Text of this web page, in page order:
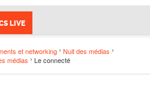
LIVE
et networking
Nuit des médias
médias Le connecté